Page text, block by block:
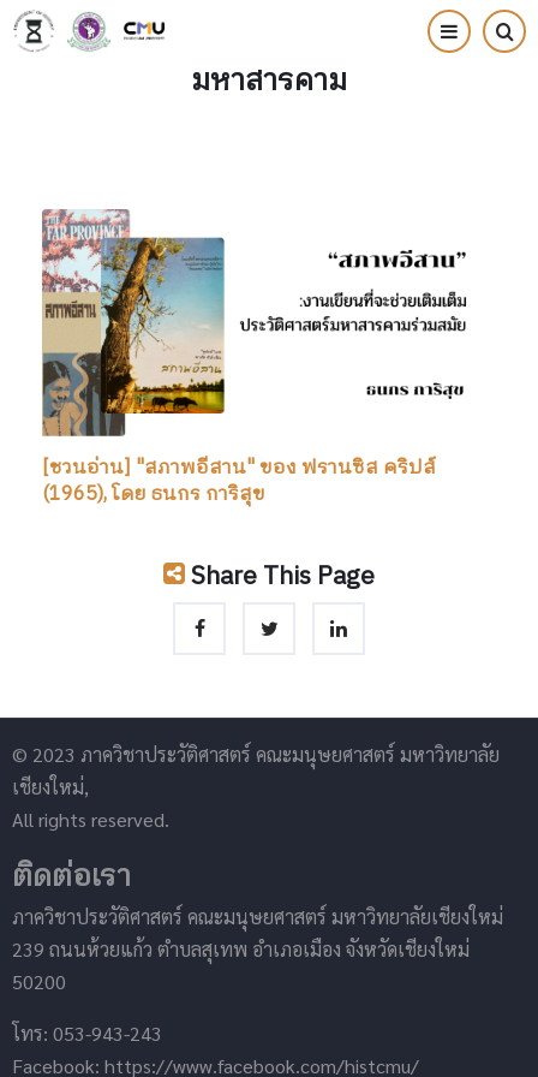
Skip
to
มหาสารคาม
[ชวนอ่าน] "สภาพอีสาน" ของ ฟรานซิส คริปส์
(1965), โดย ธนกร การิสุข
Share This Page
© 2023 ภาควิชาประวัติศาสตร์ คณะมนุษยศาสตร์ มหาวิทยาลัย
เชียงใหม่,
All rights reserved.
ติดต่อเรา
ภาควิชาประวัติศาสตร์ คณะมนุษยศาสตร์ มหาวิทยาลัยเชียงใหม่
239 ถนนห้วยแก้ว ตำบลสุเทพ อำเภอเมือง จังหวัดเชียงใหม่
50200
โทร: 053-943-243
Facebook: https://www.facebook.com/histcmu/